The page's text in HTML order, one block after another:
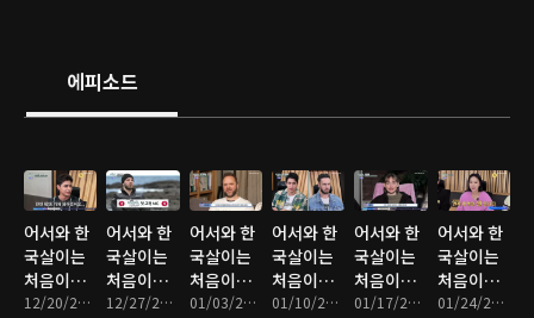
에피소드
어서와 한
국살이는
처음이지?
: 01회 12/20/2022 • 1시간 15분
어서와 한
국살이는
처음이지?
: 02회 12/27/2022 • 1시간 12분
어서와 한
국살이는
처음이지?
: 03회 01/03/2023 • 1시간 17분
어서와 한
국살이는
처음이지?
: 04회 01/10/2023 • 1시간 18분
어서와 한
국살이는
처음이지?
: 05회 01/17/2023 • 1시간 15분
어서와 한
국살이는
처음이지?
: 06회 01/24/2023 • 1시간 12분